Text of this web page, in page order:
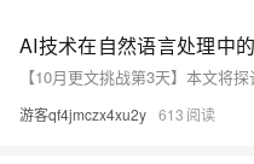
AI技术在自然语言处理中
游客qf4jmczx4xu2y 613